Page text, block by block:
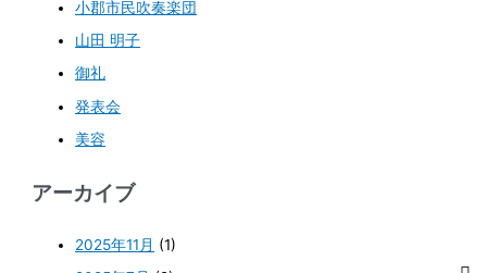
小郡市民吹奏楽団
山田 明子
御礼
発表会
美容
アーカイブ
2025年11月 (1)